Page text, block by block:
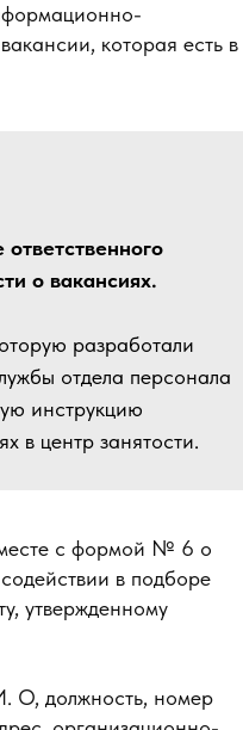
которая есть в
о вакансиях.
разработали
отдела персонала
инструкцию
в центр занятости.
с формой № 6 о
в подборе
утвержденному
О, должность, номер